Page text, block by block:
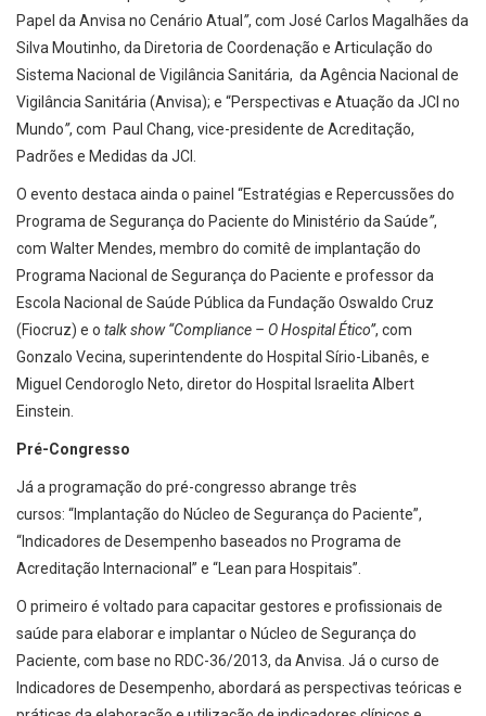
Papel da Anvisa no Cenário Atual ”, com José Carlos Magalhães da
Silva Moutinho, da Diretoria de Coordenação e Articulação do
Sistema Nacional de Vigilância Sanitária, da Agência Nacional de
Vigilância Sanitária (Anvisa); e “Perspectivas e Atuação da JCI no
Mundo”, com Paul Chang, vice-presidente de Acreditação,
Padrões e Medidas da JCI.
O evento destaca ainda o painel “Estratégias e Repercussões do
Programa de Segurança do Paciente do Ministério da Saúde”,
com Walter Mendes, membro do comitê de implantação do
Programa Nacional de Segurança do Paciente e professor da
Escola Nacional de Saúde Pública da Fundação Oswaldo Cruz
(Fiocruz) e o talk show “Compliance – O Hospital Ético”, com
Gonzalo Vecina, superintendente do Hospital Sírio-Libanês, e
Miguel Cendoroglo Neto, diretor do Hospital Israelita Albert
Einstein.
Pré-Congresso
Já a programação do pré-congresso abrange três
cursos: “Implantação do Núcleo de Segurança do Paciente”,
“Indicadores de Desempenho baseados no Programa de
Acreditação Internacional” e “Lean para Hospitais”.
O primeiro é voltado para capacitar gestores e profissionais de
saúde para elaborar e implantar o Núcleo de Segurança do
Paciente, com base no RDC-36/2013, da Anvisa. Já o curso de
Indicadores de Desempenho, abordará as perspectivas teóricas e